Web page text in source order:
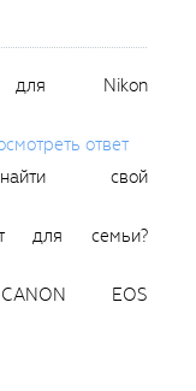
для Nikon
ответ
свой
для семьи?
EOS